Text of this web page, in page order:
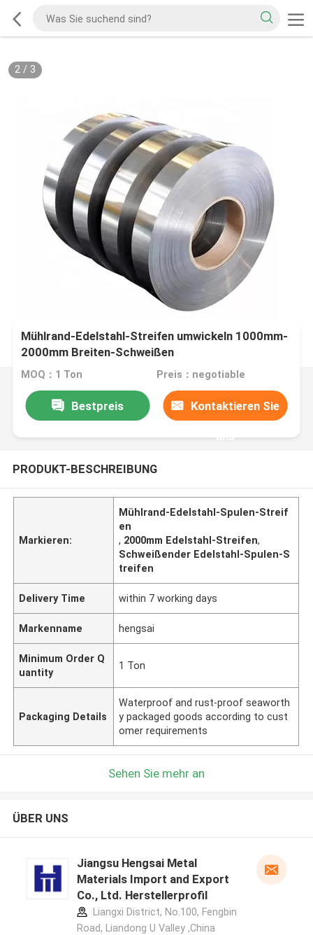
2/ 3
Mühlrand-Edelstahl-Streifen umwickeln 1000mm-
2000mm Breiten-Schweißen
MOQ：1 Ton Preis：negotiable
Bestpreis Kontaktieren Sie
uns
PRODUKT-BESCHREIBUNG
Markieren:
Mühlrand-Edelstahl-Spulen-Streif
en
, 2000mm Edelstahl-Streifen,
Schweißender Edelstahl-Spulen-S
treifen
Delivery Time within 7 working days
Markenname hengsai
Minimum Order Q
uantity
1 Ton
Packaging Details
Waterproof and rust-proof seaworth
y packaged goods according to cust
omer requirements
Sehen Sie mehr an
ÜBER UNS
Jiangsu Hengsai Metal
Materials Import and Export
Co., Ltd. Herstellerprofil
Liangxi District, No.100, Fengbin
Road, Liandong U Valley ,China